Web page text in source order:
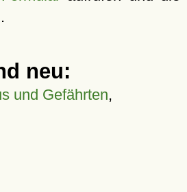
neu:
und Gefährten,